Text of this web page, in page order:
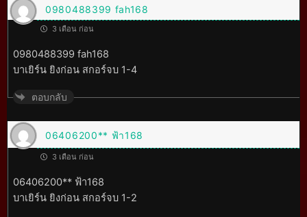
0980488399 fah168
3 เดือน ก่อน
0980488399 fah168
บาเยิร์น ยิงก่อน สกอร์จบ 1-4
ตอบกลับ
06406200** ฟ้า168
3 เดือน ก่อน
06406200** ฟ้า168
บาเยิร์น ยิงก่อน สกอร์จบ 1-2